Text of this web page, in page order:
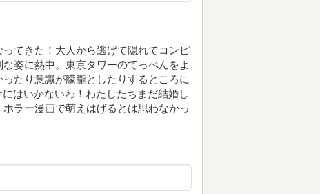
てきた！大人から逃げて隠れてコンピ
姿に熱中。東京タワーのてっぺんをよ
たり意識が朦朧としたりするところに
はいかないわ！わたしたちまだ結婚し
ラー漫画で萌えはげるとは思わなかっ